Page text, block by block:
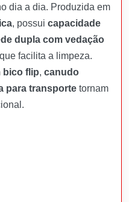
dia a dia. Produzida em
, possui capacidade
dupla com vedação
que facilita a limpeza.
bico flip, canudo
para transporte tornam